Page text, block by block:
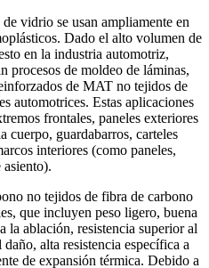
vidrio se usan ampliamente en
Dado el alto volumen de
en la industria automotriz,
procesos de moldeo de láminas,
de MAT no tejidos de
automotrices. Estas aplicaciones
frontales, paneles exteriores
cuerpo, guardabarros, carteles
interiores (como paneles,
asiento).
no tejidos de fibra de carbono
que incluyen peso ligero, buena
la ablación, resistencia superior al
alta resistencia específica a
de expansión térmica. Debido a